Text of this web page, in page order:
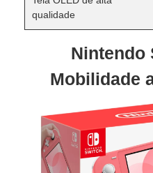
qualidade
Nintendo
Mobilidade